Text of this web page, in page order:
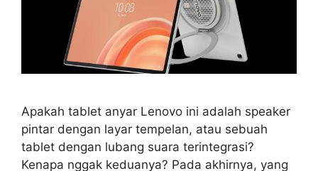
Apakah tablet anyar Lenovo ini adalah speaker
pintar dengan layar tempelan, atau sebuah
tablet dengan lubang suara terintegrasi?
Kenapa nggak keduanya? Pada akhirnya, yang